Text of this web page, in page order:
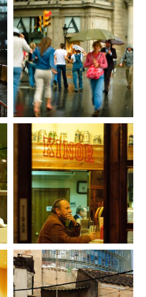
02_fran_simo_0007_E_DSC_7800_
CNX-justPictures-Street-
photography.es.jpg